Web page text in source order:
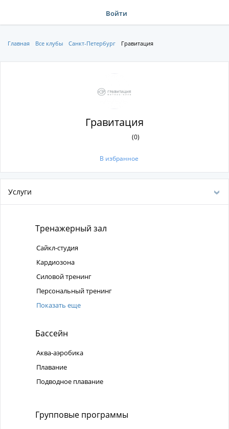
Войти
Главная Все клубы Санкт-Петербург Гравитация
Гравитация
(0)
В избранное
Услуги
Тренажерный зал
Сайкл-студия
Кардиозона
Силовой тренинг
Персональный тренинг
Показать еще
Бассейн
Аква-аэробика
Плавание
Подводное плавание
Групповые программы